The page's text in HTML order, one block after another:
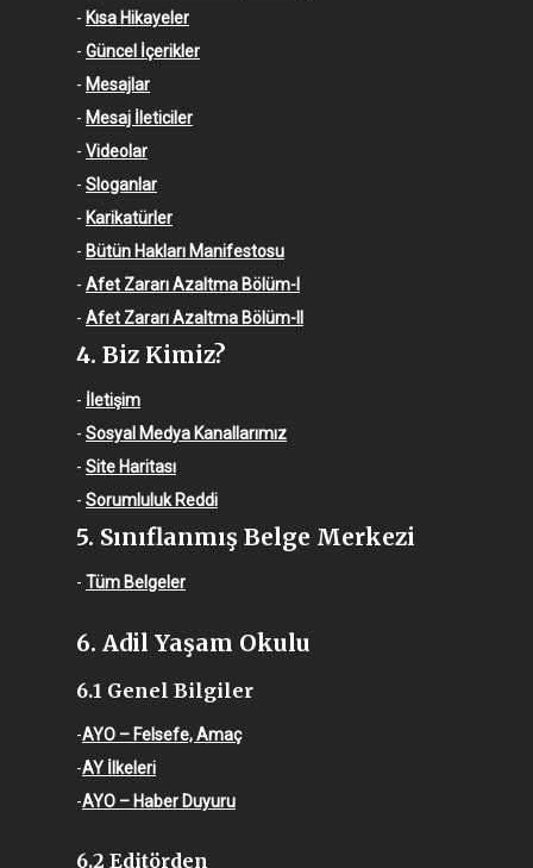
- Kısa Hikayeler
- Güncel İçerikler
- Mesajlar
- Mesaj İleticiler
- Videolar
- Sloganlar
- Karikatürler
- Bütün Hakları Manifestosu
- Afet Zararı Azaltma Bölüm-I
- Afet Zararı Azaltma Bölüm-II
4. Biz Kimiz?
- İletişim
- Sosyal Medya Kanallarımız
- Site Haritası
- Sorumluluk Reddi
5. Sınıflanmış Belge Merkezi
- Tüm Belgeler
6. Adil Yaşam Okulu
6.1 Genel Bilgiler
-AYO – Felsefe, Amaç
-AY İlkeleri
-AYO – Haber Duyuru
6.2 Editörden